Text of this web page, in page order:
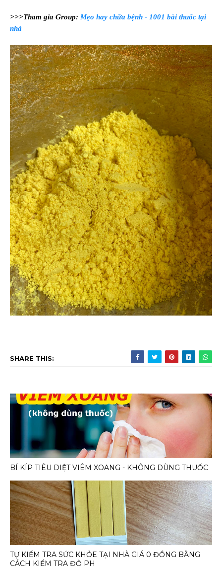
>>>Tham gia Group: Mẹo hay chữa bệnh - 1001 bài thuốc tại
nhà
SHARE THIS:
BÍ KÍP TIÊU DIỆT VIÊM XOANG - KHÔNG DÙNG THUỐC
TỰ KIỂM TRA SỨC KHỎE TẠI NHÀ GIÁ 0 ĐỒNG BẰNG
CÁCH KIỂM TRA ĐỘ PH